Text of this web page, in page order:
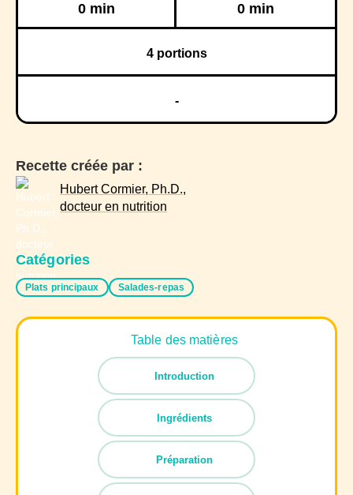
0 min 0 min
4portions
-
Recette créée par :
Hubert Cormier, Ph.D.,
docteur en nutrition
Catégories
Plats principaux Salades-repas
Table des matières
Introduction
Ingrédients
Préparation